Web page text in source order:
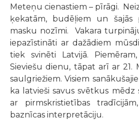
Meteņu cienastiem – pīrāgi.
ķekatām, budēļiem un šajās
masku nozīmi. Vakara
iepazīstināti ar dažādiem
tiek svinēti Latvijā.
Sieviešu dienu, tāpat arī ar 21.
saulgriežiem. Visiem
ka latvieši savus svētkus mēdz
ar pirmskristietības
baznīcas interpretāciju.